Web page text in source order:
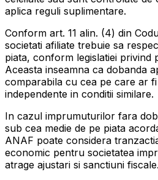
aplica reguli suplimentare.
Conform art. 11 alin. (4) din
societati afiliate trebuie sa
piata, conform legislatiei privind
Aceasta inseamna ca dobanda
comparabila cu cea pe care ar
independente in conditii similare.
In cazul imprumuturilor fara
sub cea medie de pe piata
ANAF poate considera
economic pentru societatea
atrage ajustari si sanctiuni fiscale.